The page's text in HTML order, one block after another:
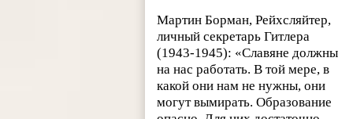
Мартин Борман, Рейхсляйтер,
личный секретарь Гитлера
(1943-1945): «Славяне должны
на нас работать. В той мере, в
какой они нам не нужны, они
могут вымирать. Образование